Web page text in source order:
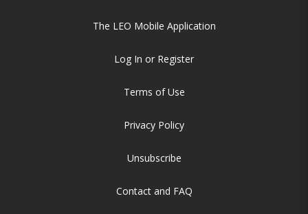
The LEO Mobile Application
Log In or Register
Terms of Use
Privacy Policy
Unsubscribe
Contact and FAQ